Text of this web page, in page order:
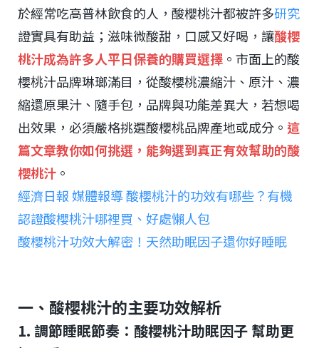
於經常吃高普林飲食的人，酸櫻桃汁都被許多研究
證實具有助益；滋味微酸甜，口感又好喝，讓酸櫻
桃汁成為許多人平日保養的購買選擇 。市面上的酸
櫻桃汁品牌琳瑯滿目，從酸櫻桃濃縮汁、原汁、濃
縮還原果汁、隨手包，品牌與功能差異大，若想喝
出效果，必須嚴格挑選酸櫻桃品牌產地或成分。 這
篇文章教你如何挑選，能夠選到真正有效幫助的酸
櫻桃汁 。
經濟日報 媒體報導 酸櫻桃汁的功效有哪些？有機
認證酸櫻桃汁哪裡買、好處懶人包
酸櫻桃汁功效大解密！天然助眠因子還你好睡眠
一、酸櫻桃汁的主要功效解析
1. 調節睡眠節奏：酸櫻桃汁助眠因子 幫助更